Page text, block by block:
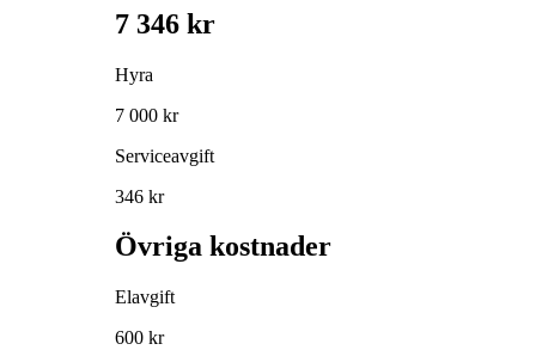
7 346 kr
Hyra
7 000 kr
Serviceavgift
346 kr
Övriga kostnader
Elavgift
600 kr